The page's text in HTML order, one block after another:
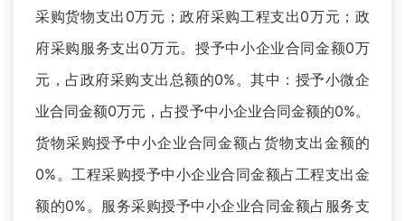
采购货物支出0万元；政府采购工程支出0万元；政
府采购服务支出0万元。授予中小企业合同金额0万
元，占政府采购支出总额的0%。其中：授予小微企
业合同金额0万元，占授予中小企业合同金额的0%。
货物采购授予中小企业合同金额占货物支出金额的
0%。工程采购授予中小企业合同金额占工程支出金
额的0%。服务采购授予中小企业合同金额占服务支